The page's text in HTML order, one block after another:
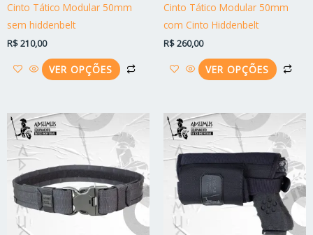
Cinto Tático Modular 50mm
sem hiddenbelt
R$210,00
VER OPÇÕES
produto
Cinto Tático Modular 50mm
com Cinto Hiddenbelt
R$260,00
VER OPÇÕES
Este
produto
várias
variantes.
As
opções
Faixa
de
preço:
R$ 180,00
através
R$ 190,00
Este
As